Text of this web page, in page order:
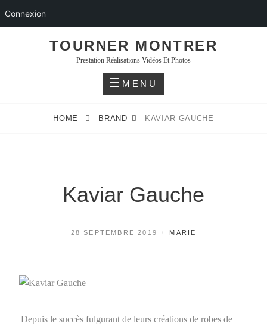
Connexion
TOURNER MONTRER
Prestation Réalisations Vidéos Et Photos
MENU
HOME BRAND KAVIAR GAUCHE
Kaviar Gauche
POSTED
28 SEPTEMBRE 2019 BY
MARIE
Depuis le succès fulgurant de leurs créations de robes de